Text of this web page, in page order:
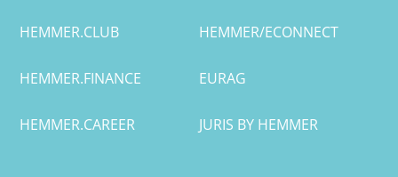
HEMMER.CLUB HEMMER/ECONNECT
HEMMER.FINANCE EURAG
HEMMER.CAREER JURIS BY HEMMER
Freiburg
Gießen
Greifswald